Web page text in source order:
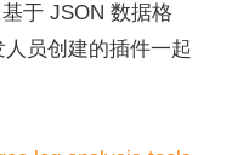
于 JSON 数据格
员创建的插件一起